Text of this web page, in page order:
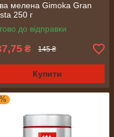
мелена Gimoka Gran
250 г
до відправки
₴ 145 ₴
Купити